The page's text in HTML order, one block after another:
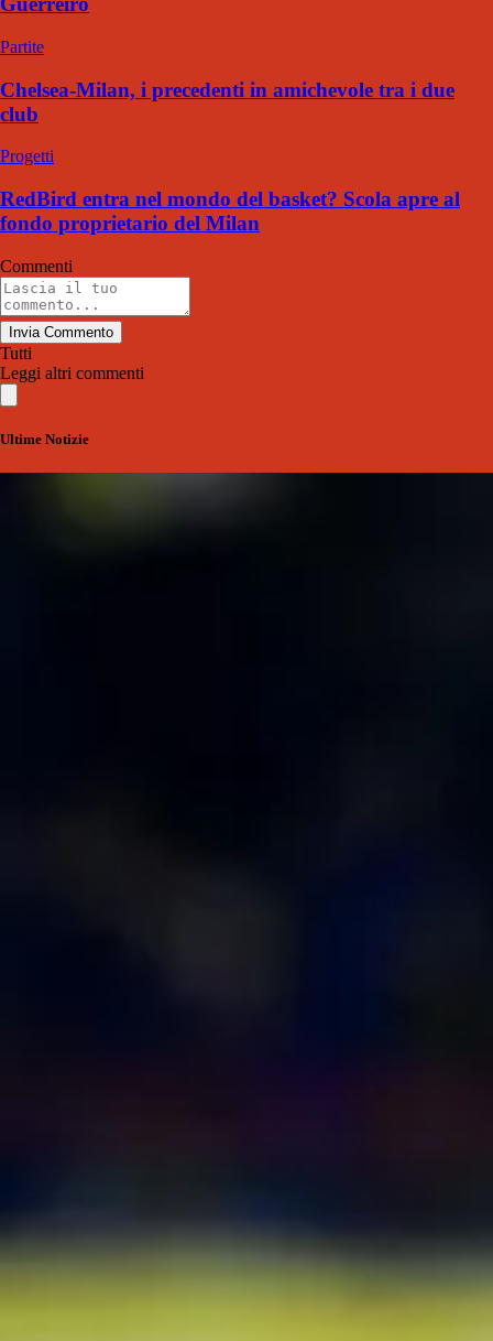
Partite
Chelsea-Milan, i precedenti in amichevole tra i due
club
Progetti
RedBird entra nel mondo del basket? Scola apre al
fondo proprietario del Milan
Commenti
Invia Commento
Tutti
Leggi altri commenti
Ultime Notizie